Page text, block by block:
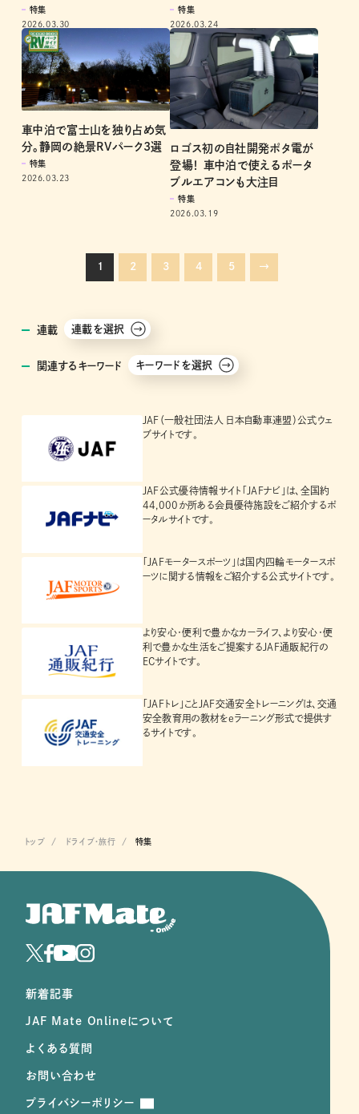
特集
2026.03.30
特集
2026.03.24
車中泊で富士山を独り占め気
分。静岡の絶景RVパーク3選
特集
2026.03.23
ロゴス初の自社開発ポタ電が
登場！ 車中泊で使えるポータ
ブルエアコンも大注目
特集
2026.03.19
1 2 3 4 5 →
連載 連載を選択
関連するキーワード キーワードを選択
JAF（一般社団法人 日本自動車連盟）公式ウェ
ブサイトです。
JAF公式優待情報サイト「JAFナビ」は、全国約
44,000か所ある会員優待施設をご紹介するポ
ータルサイトです。
「JAFモータースポーツ」は国内四輪モータースポ
ーツに関する情報をご紹介する公式サイトです。
より安心・便利で豊かなカーライフ、より安心・便
利で豊かな生活をご提案するJAF通販紀行の
ECサイトです。
「JAFトレ」ことJAF交通安全トレーニングは、交通
安全教育用の教材をeラーニング形式で提供す
るサイトです。
トップ ドライブ･旅行 特集
新着記事
JAF Mate Onlineについて
よくある質問
お問い合わせ
プライバシーポリシー